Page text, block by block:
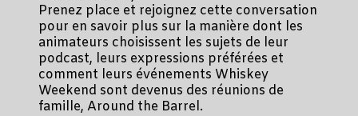
Prenez place et rejoignez cette conversation
pour en savoir plus sur la manière dont les
animateurs choisissent les sujets de leur
podcast, leurs expressions préférées et
comment leurs événements Whiskey
Weekend sont devenus des réunions de
famille, Around the Barrel.